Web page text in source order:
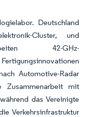
Deutschland
Cluster, und
42-GHz-
Automotive-Radar
mit
das Vereinigte
Verkehrsinfrastruktur